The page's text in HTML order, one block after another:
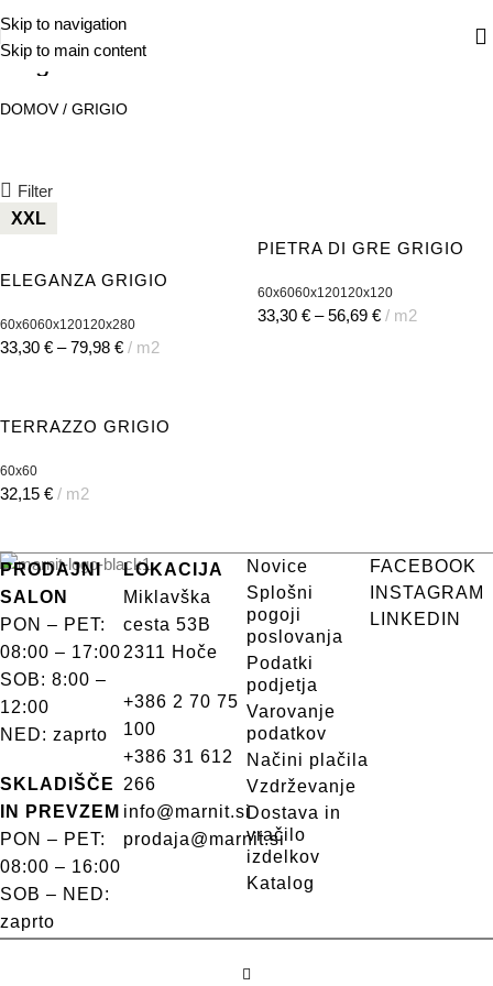
Skip to navigation
Skip to main content
Grigio
DOMOV/ GRIGIO
Filter
XXL
ELEGANZA GRIGIO
33,30 € – 79,98 € m2
60x6060x120120x280
PIETRA DI GRE GRIGIO
33,30 € – 56,69 € m2
60x6060x120120x120
TERRAZZO GRIGIO
32,15 € m2
60x60
PRODAJNI
SALON
PON – PET:
08:00 – 17:00
SOB: 8:00 –
12:00
NED: zaprto
SKLADIŠČE
IN PREVZEM
PON – PET:
08:00 – 16:00
SOB – NED:
zaprto
LOKACIJA
Miklavška
cesta 53B
2311 Hoče
+386 2 70 75
100
+386 31 612
266
info@marnit.si
prodaja@marnit.si
Novice
Splošni
pogoji
poslovanja
Podatki
podjetja
Varovanje
podatkov
Načini plačila
Vzdrževanje
Dostava in
vračilo
izdelkov
Katalog
FACEBOOK
INSTAGRAM
LINKEDIN